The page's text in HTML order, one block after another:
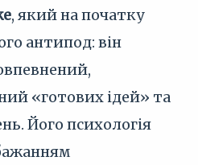
, який на початку
антипод: він
«готових ідей» та
Його психологія